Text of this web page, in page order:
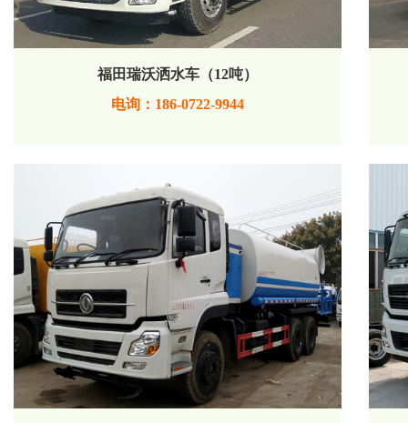
福田瑞沃洒水车（12吨）
电询：186-0722-9944